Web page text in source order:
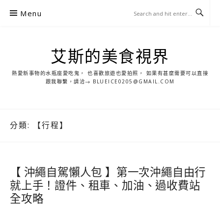
Menu
艾斯的美食視界
熱愛新事物的水瓶座愛吃鬼， 也喜歡旅遊也愛拍照， 如果有甚麼需要可以直接
跟我聯繫，請洽→ BLUEICE0205@GMAIL.COM
分類: 【行程】
【 沖繩自駕懶人包 】第一次沖繩自由行
就上手！證件、租車、加油、過收費站
全攻略